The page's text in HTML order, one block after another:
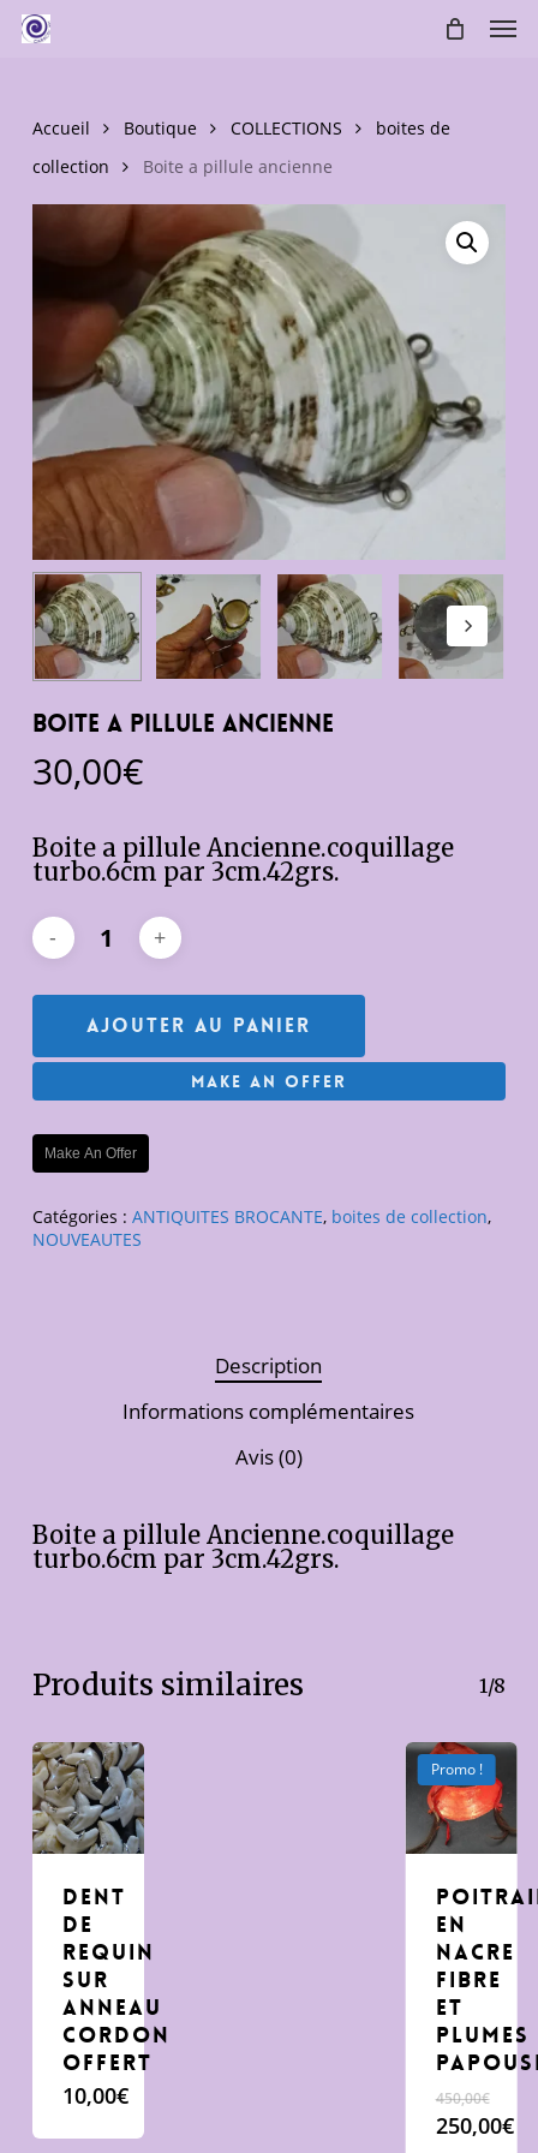
main
Accueil Boutique COLLECTIONS
boites de
collection
Boite a pillule ancienne
Boite a pillule ancienne
30,00€
Boite a pillule Ancienne.coquillage
turbo.6cm par 3cm.42grs.
Ajouter Au Panier
Make An Offer
Make An Offer
Catégories : ANTIQUITES BROCANTE, boites de collection,
NOUVEAUTES
Description
Informations complémentaires
Avis (0)
Boite a pillule Ancienne.coquillage
turbo.6cm par 3cm.42grs.
Produits similaires 1/8
dent
de
requin
sur
anneau
cordon
offert
10,00€
Promo !
en
nacre
fibre
et
plumes
450,00€
Le
250,00€